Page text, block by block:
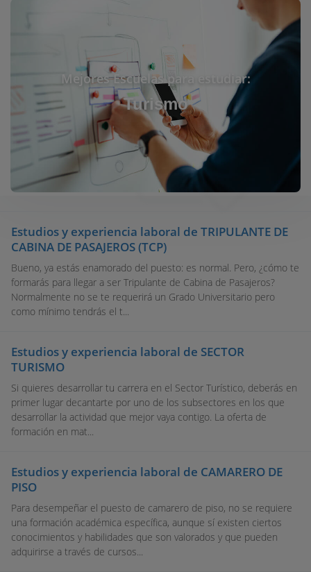
Mejores Escuelas para estudiar:
Turismo
Estudios y experiencia laboral de TRIPULANTE DE
CABINA DE PASAJEROS (TCP)
Bueno, ya estás enamorado del puesto: es normal. Pero, ¿cómo te
formarás para llegar a ser Tripulante de Cabina de Pasajeros?
Normalmente no se te requerirá un Grado Universitario pero
como mínimo tendrás el t...
Estudios y experiencia laboral de SECTOR
TURISMO
Si quieres desarrollar tu carrera en el Sector Turístico, deberás en
primer lugar decantarte por uno de los subsectores en los que
desarrollar la actividad que mejor vaya contigo. La oferta de
formación en mat...
Estudios y experiencia laboral de CAMARERO DE
PISO
Para desempeñar el puesto de camarero de piso, no se requiere
una formación académica específica, aunque sí existen ciertos
conocimientos y habilidades que son valorados y que pueden
adquirirse a través de cursos...